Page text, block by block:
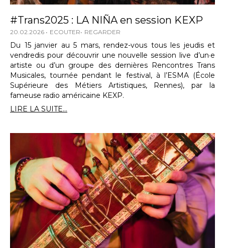
#Trans2025 : LA NIÑA en session KEXP
20.02.2026 ECOUTER REGARDER
Du 15 janvier au 5 mars, rendez-vous tous les jeudis et
vendredis pour découvrir une nouvelle session live d’un·e
artiste ou d’un groupe des dernières Rencontres Trans
Musicales, tournée pendant le festival, à l’ESMA (École
Supérieure des Métiers Artistiques, Rennes), par la
fameuse radio américaine KEXP.
LIRE LA SUITE...